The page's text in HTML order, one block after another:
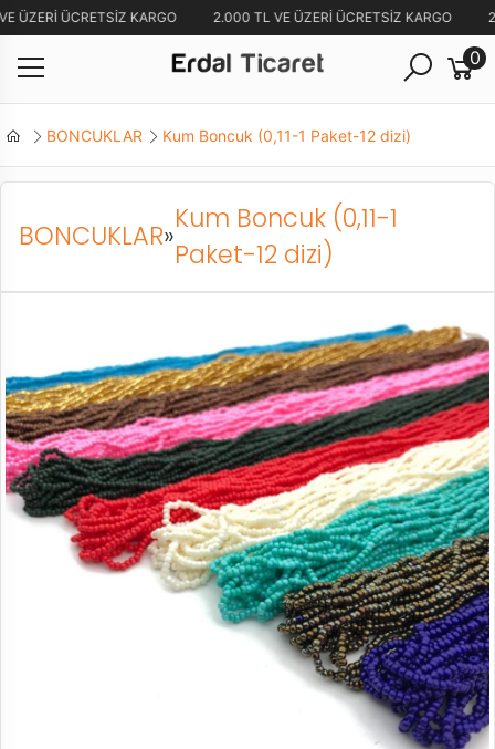
ÜZERİ ÜCRETSİZ KARGO 2.000 TL VE ÜZERİ ÜCRETSİZ KARGO
0
BONCUKLAR Kum Boncuk (0,11-1 Paket-12 dizi)
BONCUKLAR»
Kum Boncuk (0,11-1
Paket-12 dizi)